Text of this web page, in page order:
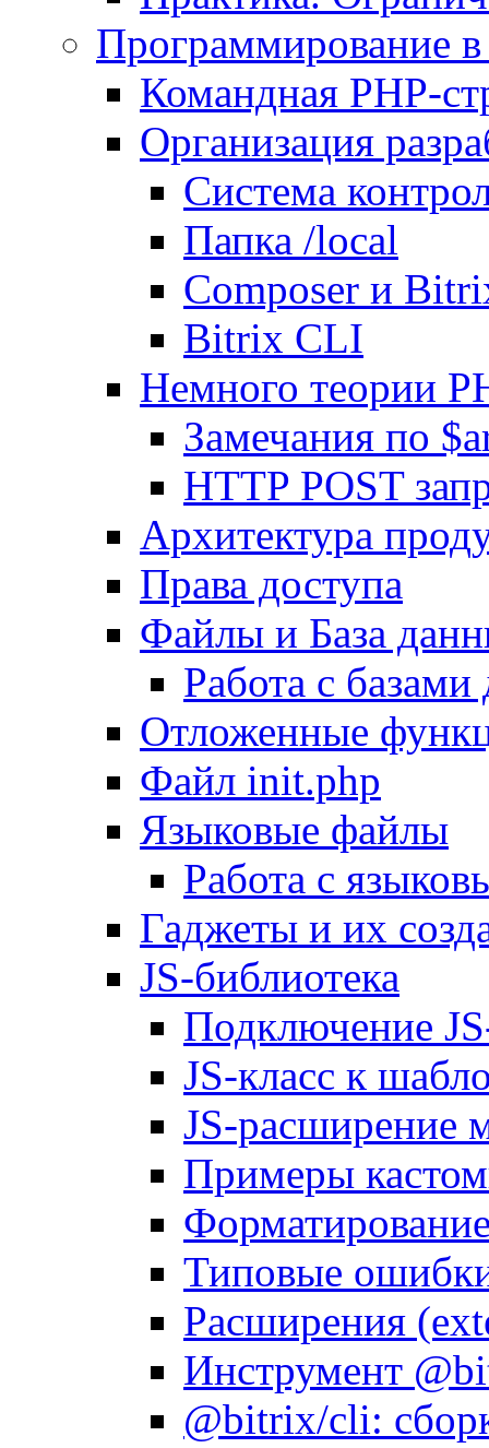
Программирование
Командная PHP-
Организация
Система
Папка /local
Composer и
Bitrix CLI
Немного теории
Замечания по
HTTP POST
Архитектура
Права доступа
Файлы и База
Работа с
Отложенные
Файл init.php
Языковые файлы
Работа с
Гаджеты и их
JS-библиотека
Подключение
JS-класс к
JS-расширение
Примеры
Типовые
Расширения
Инструмент
@bitrix/cli: